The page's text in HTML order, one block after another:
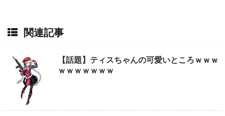
関連記事
【話題】ティスちゃんの可愛いところｗｗｗ
ｗｗｗｗｗｗｗ